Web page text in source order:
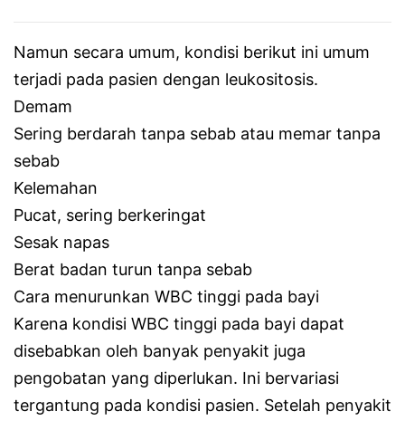
Namun secara umum, kondisi berikut ini umum
terjadi pada pasien dengan leukositosis.
Demam
Sering berdarah tanpa sebab atau memar tanpa
sebab
Kelemahan
Pucat, sering berkeringat
Sesak napas
Berat badan turun tanpa sebab
Cara menurunkan WBC tinggi pada bayi
Karena kondisi WBC tinggi pada bayi dapat
disebabkan oleh banyak penyakit juga
pengobatan yang diperlukan. Ini bervariasi
tergantung pada kondisi pasien. Setelah penyakit